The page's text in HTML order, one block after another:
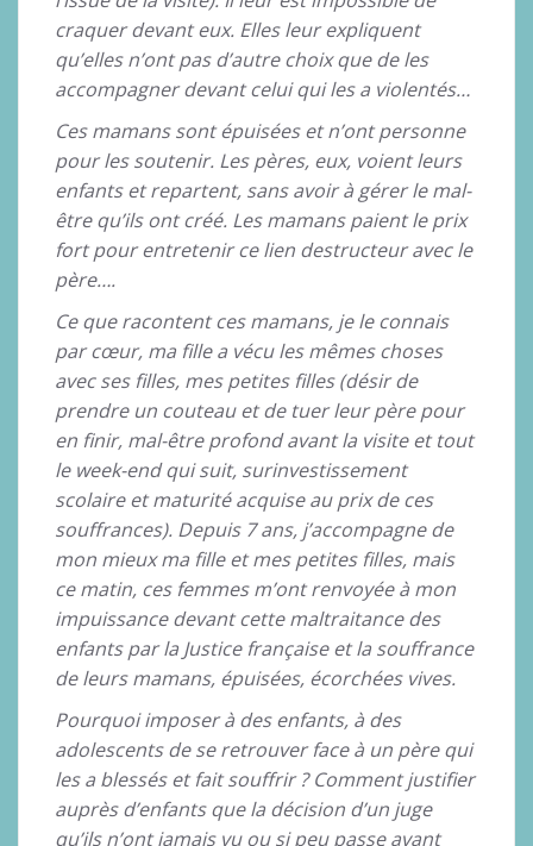
craquer devant eux. Elles leur expliquent
qu’elles n’ont pas d’autre choix que de les
accompagner devant celui qui les a violentés…
Ces mamans sont épuisées et n’ont personne
pour les soutenir. Les pères, eux, voient leurs
enfants et repartent, sans avoir à gérer le mal-
être qu’ils ont créé. Les mamans paient le prix
fort pour entretenir ce lien destructeur avec le
père….
Ce que racontent ces mamans, je le connais
par cœur, ma fille a vécu les mêmes choses
avec ses filles, mes petites filles (désir de
prendre un couteau et de tuer leur père pour
en finir, mal-être profond avant la visite et tout
le week-end qui suit, surinvestissement
scolaire et maturité acquise au prix de ces
souffrances). Depuis 7 ans, j’accompagne de
mon mieux ma fille et mes petites filles, mais
ce matin, ces femmes m’ont renvoyée à mon
impuissance devant cette maltraitance des
enfants par la Justice française et la souffrance
de leurs mamans, épuisées, écorchées vives.
Pourquoi imposer à des enfants, à des
adolescents de se retrouver face à un père qui
les a blessés et fait souffrir ? Comment justifier
auprès d’enfants que la décision d’un juge
qu’ils n’ont jamais vu ou si peu passe avant